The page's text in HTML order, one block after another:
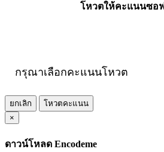
โหวตให้คะแนนซอ
กรุณาเลือกคะแนนโหวต
ยกเลิก
โหวตคะแนน
×
ดาวน์โหลด Encodeme